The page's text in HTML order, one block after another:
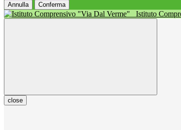
Annulla Conferma
Istituto
close